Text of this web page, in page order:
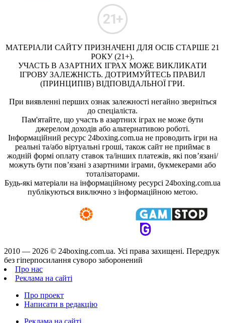
МАТЕРІАЛИ САЙТУ ПРИЗНАЧЕНІ ДЛЯ ОСІБ СТАРШЕ 21
РОКУ (21+).
УЧАСТЬ В АЗАРТНИХ ІГРАХ МОЖЕ ВИКЛИКАТИ
ІГРОВУ ЗАЛЕЖНІСТЬ. ДОТРИМУЙТЕСЬ ПРАВИЛ
(ПРИНЦИПІВ) ВІДПОВІДАЛЬНОЇ ГРИ.
При виявленні перших ознак залежності негайно зверніться
до спеціаліста.
Пам'ятайте, що участь в азартних іграх не може бути
джерелом доходів або альтернативою роботі.
Інформаційний ресурс 24boxing.com.ua не проводить ігри на
реальні та/або віртуальні гроші, також сайт не приймає в
жодній формі оплату ставок та/інших платежів, які пов’язані/
можуть бути пов’язані з азартними іграми, букмекерами або
тоталізаторами.
Будь-які матеріали на інформаційному ресурсі 24boxing.com.ua
публікуються виключно з інформаційною метою.
2010 — 2026 © 24boxing.com.ua. Усi права захищенi. Передрук
без гіперпосилання суворо заборонений
Про нас
Реклама на сайті
Про проект
Написати в редакцію
Реклама на сайті